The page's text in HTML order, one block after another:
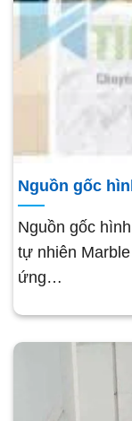
Nguồn gốc
Nguồn gốc
tự nhiên
ứng…